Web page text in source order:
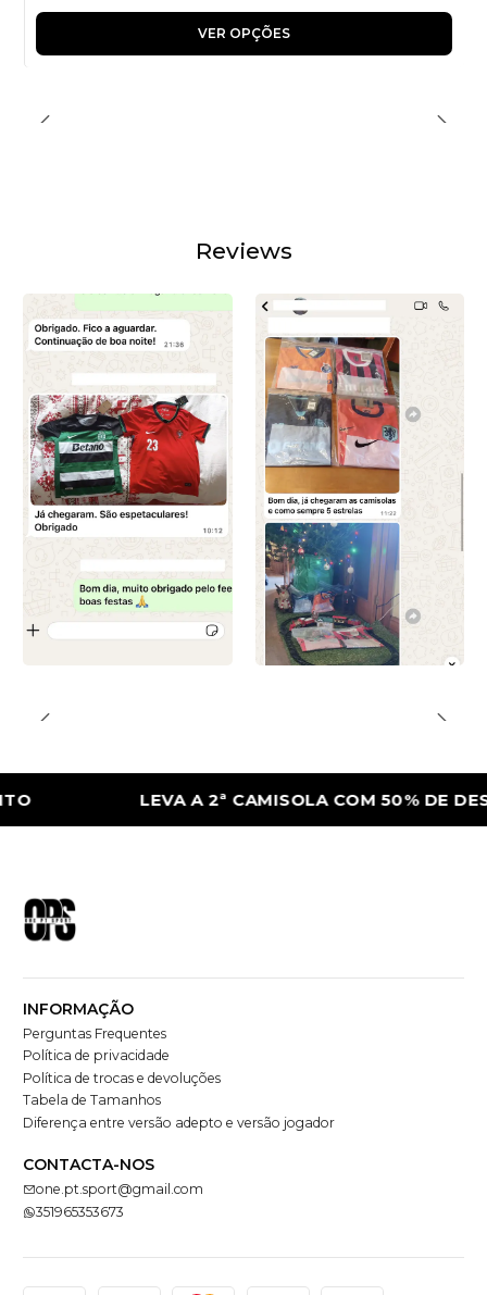
VER OPÇÕES
Reviews
LEVA A 2ª CAMISOLA COM 50% DE
INFORMAÇÃO
Perguntas Frequentes
Política de privacidade
Política de trocas e devoluções
Tabela de Tamanhos
Diferença entre versão adepto e versão jogador
CONTACTA-NOS
one.pt.sport@gmail.com
351965353673